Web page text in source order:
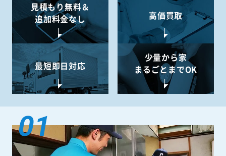
見積もり無料＆
追加料金なし
高価買取
最短即日対応
少量から家
まるごとまでOK